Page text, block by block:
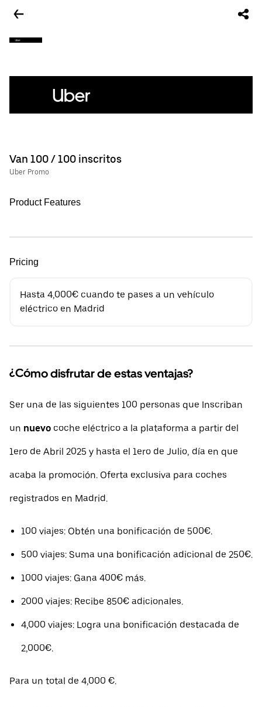
Van 100 / 100 inscritos
Uber Promo
Product Features
Pricing
Hasta 4,000€ cuando te pases a un vehículo
eléctrico en Madrid
¿Cómo disfrutar de estas ventajas?
Ser una de las siguientes 100 personas que Inscriban
un nuevo coche eléctrico a la plataforma a partir del
1ero de Abril 2025 y hasta el 1ero de Julio, día en que
acaba la promoción. Oferta exclusiva para coches
registrados en Madrid.
100 viajes: Obtén una bonificación de 500€.
500 viajes: Suma una bonificación adicional de 250€.
1000 viajes: Gana 400€ más.
2000 viajes: Recibe 850€ adicionales.
4,000 viajes: Logra una bonificación destacada de
2,000€.
Para un total de 4,000 €.